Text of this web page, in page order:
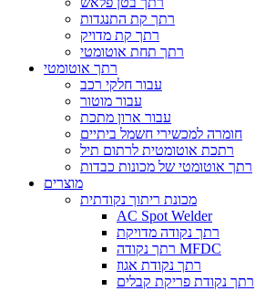
רתך קת התנגדות
רתך קת מדויק
רתך תחת אוטומטי
רתך אוטומטי
עבור חלקי רכב
עבור מוטור
עבור ארון מתכת
חומרה למכשירי חשמל ביתיים
רתכת אוטומטית לרתום תיל
רתך אוטומטי של מכונות כבדות
מוצרים
מכונת ריתוך נקודתית
AC Spot Welder
רתך נקודה מדויקת
רתך נקודה MFDC
רתך נקודת אגוז
רתך נקודת פריקת קבלים